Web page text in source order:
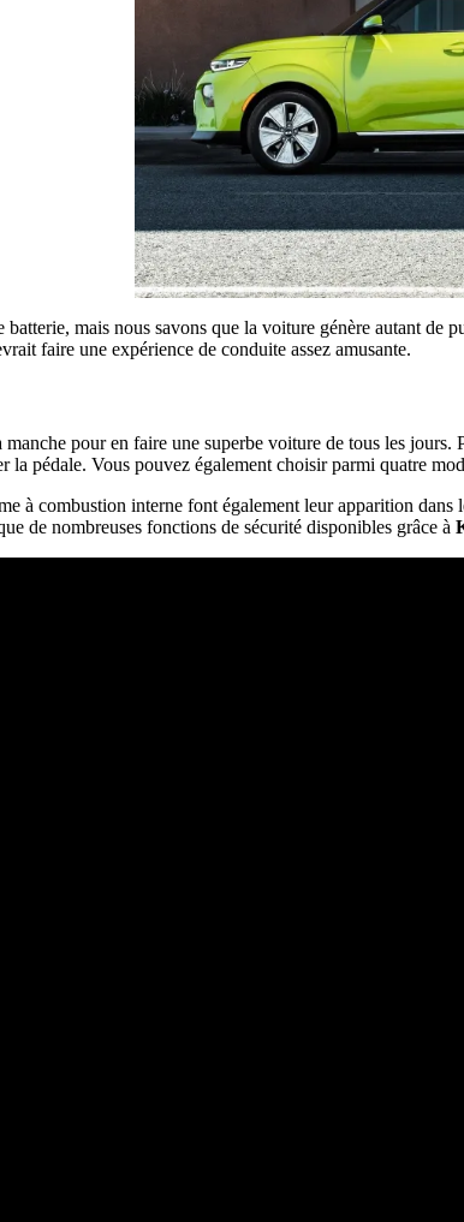
mais nous savons que la voiture génère autant
faire une expérience de conduite assez amusante.
pour en faire une superbe voiture de tous les
la pédale. Vous pouvez également choisir parmi quatre
à combustion interne font également leur apparition
de nombreuses fonctions de sécurité disponibles grâce à